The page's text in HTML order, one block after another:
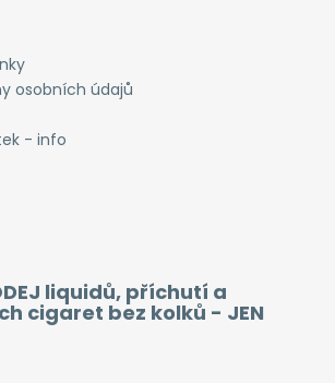
osobních údajů
- info
liquidů, příchutí a
cigaret bez kolků - JEN